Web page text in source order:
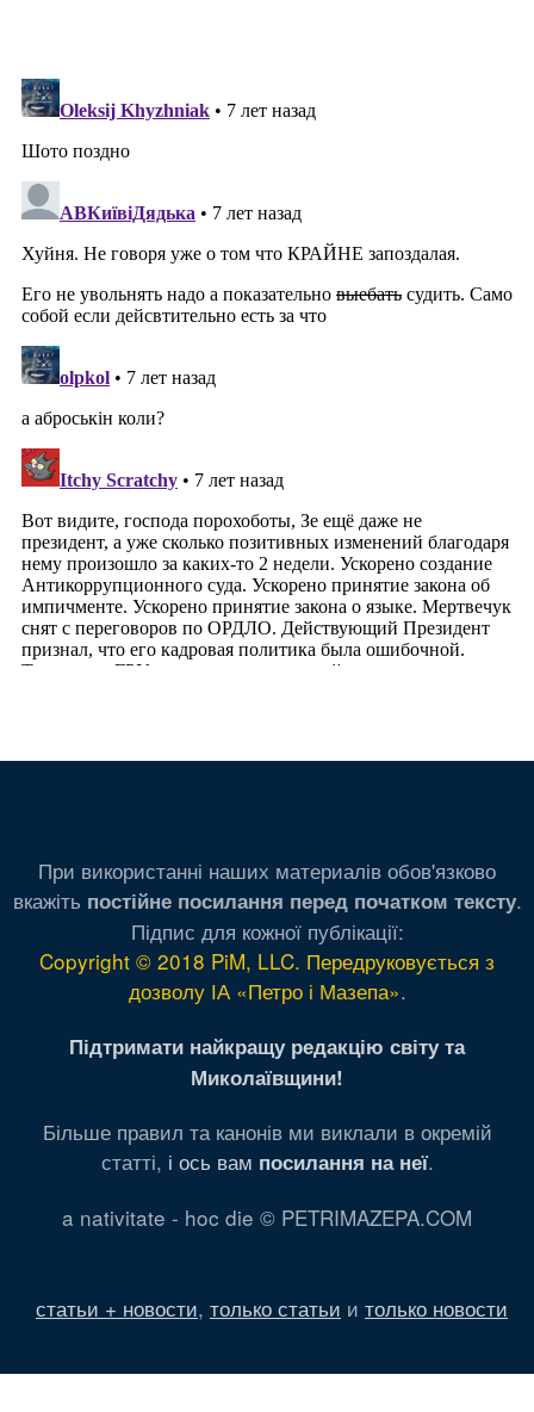
При використанні наших материалів обов'язково
вкажіть постійне посилання перед початком тексту.
Підпис для кожної публікації:
Copyright © 2018 PiM, LLC. Передруковується з
дозволу ІА «Петро і Мазепа».
Підтримати найкращу редакцію світу та
Миколаївщини!
Більше правил та канонів ми виклали в окремій
статті, і ось вам посилання на неї.
a nativitate - hoc die © PETRIMAZEPA.COM
статьи + новости, только статьи и только новости